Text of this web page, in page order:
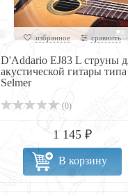
избранное сравнить
D'Addario EJ83 L струны
акустической гитары типа
Selmer
(0)
1 145 ₽
В корзину